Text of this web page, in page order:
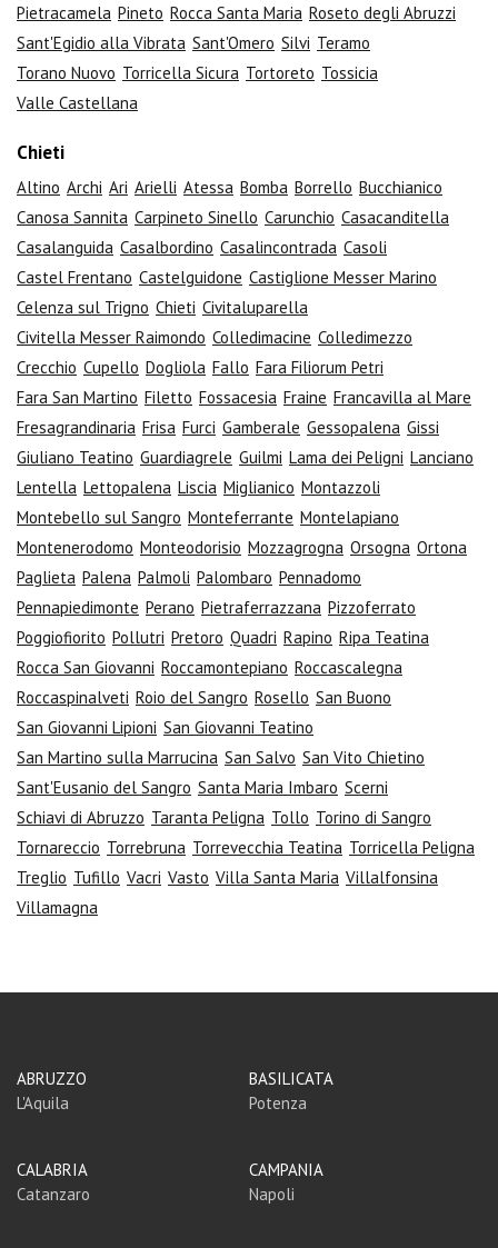
Pietracamela Pineto Rocca Santa Maria Roseto degli Abruzzi
Sant'Egidio alla Vibrata Sant'Omero Silvi Teramo
Torano Nuovo Torricella Sicura Tortoreto Tossicia
Valle Castellana
Chieti
Altino Archi Ari Arielli Atessa Bomba Borrello Bucchianico
Canosa Sannita Carpineto Sinello Carunchio Casacanditella
Casalanguida Casalbordino Casalincontrada Casoli
Castel Frentano Castelguidone Castiglione Messer Marino
Celenza sul Trigno Chieti Civitaluparella
Civitella Messer Raimondo Colledimacine Colledimezzo
Crecchio Cupello Dogliola Fallo Fara Filiorum Petri
Fara San Martino Filetto Fossacesia Fraine Francavilla al Mare
Fresagrandinaria Frisa Furci Gamberale Gessopalena Gissi
Giuliano Teatino Guardiagrele Guilmi Lama dei Peligni Lanciano
Lentella Lettopalena Liscia Miglianico Montazzoli
Montebello sul Sangro Monteferrante Montelapiano
Montenerodomo Monteodorisio Mozzagrogna Orsogna Ortona
Paglieta Palena Palmoli Palombaro Pennadomo
Pennapiedimonte Perano Pietraferrazzana Pizzoferrato
Poggiofiorito Pollutri Pretoro Quadri Rapino Ripa Teatina
Rocca San Giovanni Roccamontepiano Roccascalegna
Roccaspinalveti Roio del Sangro Rosello San Buono
San Giovanni Lipioni San Giovanni Teatino
San Martino sulla Marrucina San Salvo San Vito Chietino
Sant'Eusanio del Sangro Santa Maria Imbaro Scerni
Schiavi di Abruzzo Taranta Peligna Tollo Torino di Sangro
Tornareccio Torrebruna Torrevecchia Teatina Torricella Peligna
Treglio Tufillo Vacri Vasto Villa Santa Maria Villalfonsina
Villamagna
ABRUZZO
L'Aquila
BASILICATA
Potenza
CALABRIA
Catanzaro
CAMPANIA
Napoli